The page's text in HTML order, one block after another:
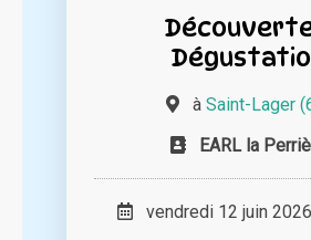
à Saint-Lager
EARL la
vendredi 12 juin